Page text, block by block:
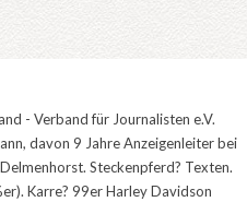
- Verband für Journalisten e.V.
davon 9 Jahre Anzeigenleiter bei
Steckenpferd? Texten.
Karre? 99er Harley Davidson